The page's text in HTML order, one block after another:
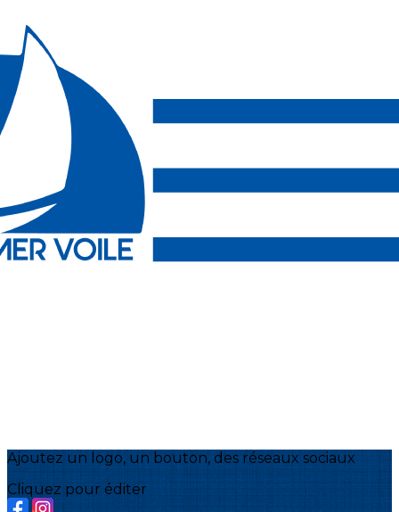
Exporter toutes les colonnes
Exporter uniquement les colonnes affichées
Menu
?>
Images de la page d'accueil
Cliquez pour éditer
Ajoutez un logo, un bouton, des réseaux sociaux
Cliquez pour éditer